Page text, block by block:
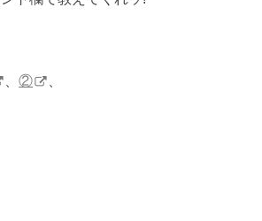
、②